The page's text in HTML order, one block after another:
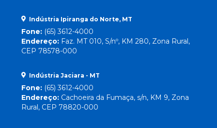
Indústria Ipiranga do Norte, MT
Fone: (65) 3612-4000
Endereço: Faz. MT 010, S/nº, KM 280, Zona Rural,
CEP 78578-000
Indústria Jaciara - MT
Fone: (65) 3612-4000
Endereço: Cachoeira da Fumaça, s/n, KM 9, Zona
Rural, CEP 78820-000